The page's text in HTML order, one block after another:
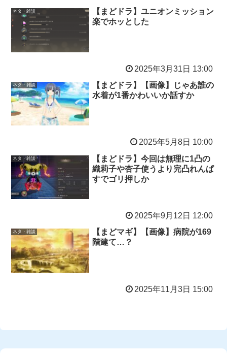
ネタ・雑談
【まどドラ】ユニオンミッション
楽でホッとした
2025年3月31日 13:00
ネタ・雑談
【まどドラ】【画像】じゃあ誰の
水着が1番かわいいか話すか
2025年5月8日 10:00
ネタ・雑談
【まどドラ】今回は無理に1凸の
織莉子や杏子使うより完凸れんぱ
すでゴリ押しか
2025年9月12日 12:00
ネタ・雑談
【まどマギ】【画像】病院が169
階建て…？
2025年11月3日 15:00